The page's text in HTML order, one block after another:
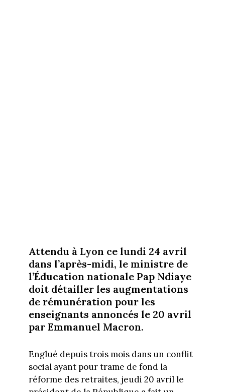
Attendu à Lyon ce lundi 24 avril
dans l’après-midi, le ministre de
l’Éducation nationale Pap Ndiaye
doit détailler les augmentations
de rémunération pour les
enseignants annoncés le 20 avril
par Emmanuel Macron.
Englué depuis trois mois dans un conflit
social ayant pour trame de fond la
réforme des retraites, jeudi 20 avril le